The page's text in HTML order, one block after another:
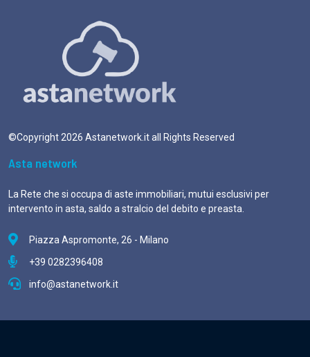
©Copyright 2026 Astanetwork.it all Rights Reserved
Asta network
La Rete che si occupa di aste immobiliari, mutui esclusivi per
intervento in asta, saldo a stralcio del debito e preasta.
Piazza Aspromonte, 26 - Milano
+39 0282396408
info@astanetwork.it